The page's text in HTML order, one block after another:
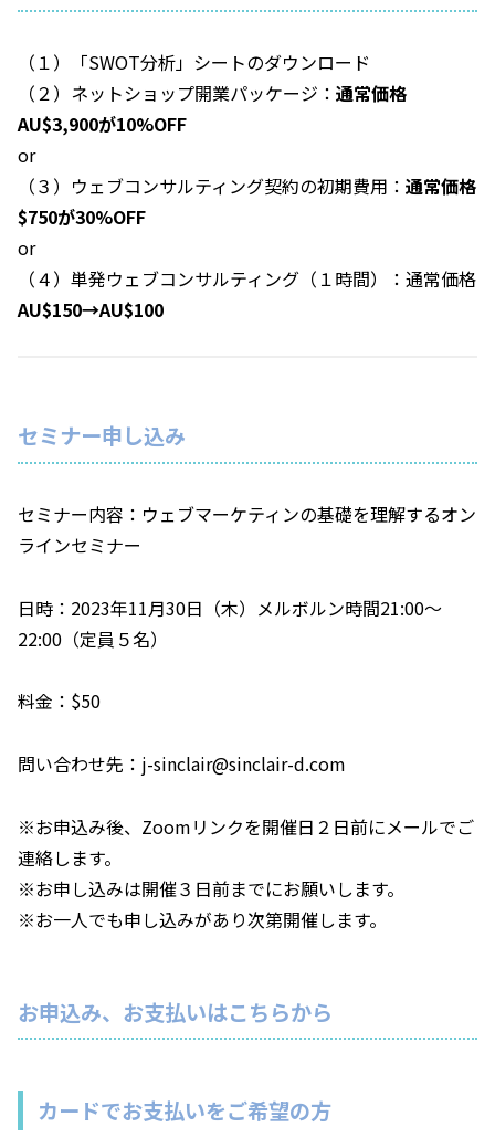
（１）「SWOT分析」シートのダウンロード
（２）ネットショップ開業パッケージ： 通常価格
AU$3,900が10%OFF
or
（３）ウェブコンサルティング契約の初期費用： 通常価格
$750が30%OFF
or
（４）単発ウェブコンサルティング（１時間）：通常価格
AU$150→AU$100
セミナー申し込み
セミナー内容：ウェブマーケティンの基礎を理解するオン
ラインセミナー
日時：2023年11月30日（木）メルボルン時間21:00～
22:00（定員５名）
料金：$50
問い合わせ先：j-sinclair@sinclair-d.com
※お申込み後、Zoomリンクを開催日２日前にメールでご
連絡します。
※お申し込みは開催３日前までにお願いします。
※お一人でも申し込みがあり次第開催します。
お申込み、お支払いはこちらから
カードでお支払いをご希望の方